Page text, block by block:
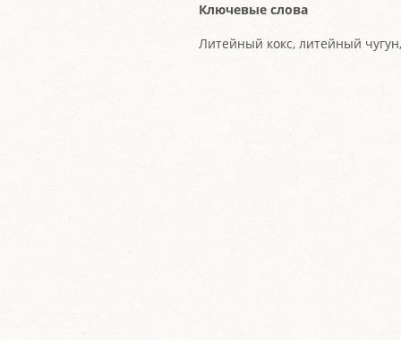
Ключевые слова
Литейный кокс, литейный